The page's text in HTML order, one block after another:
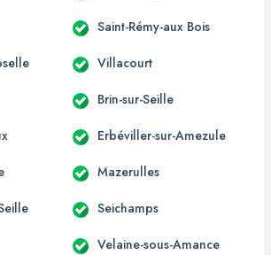
Saint-Rémy-aux Bois
Villacourt
Brin-sur-Seille
Erbéviller-sur-Amezule
Mazerulles
Seichamps
Velaine-sous-Amance